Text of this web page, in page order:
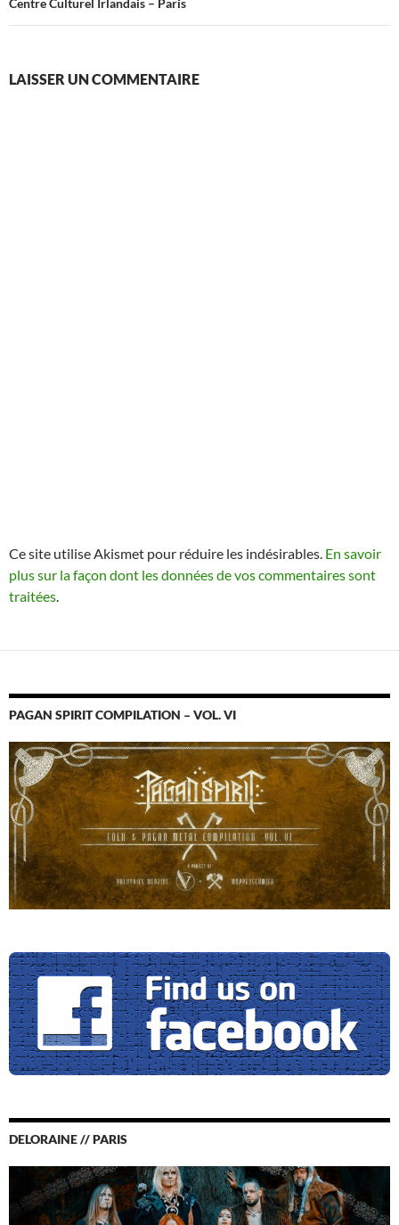
Centre Culturel Irlandais – Paris
LAISSER UN COMMENTAIRE
Ce site utilise Akismet pour réduire les indésirables. En savoir
plus sur la façon dont les données de vos commentaires sont
traitées.
PAGAN SPIRIT COMPILATION – VOL. VI
DELORAINE // PARIS